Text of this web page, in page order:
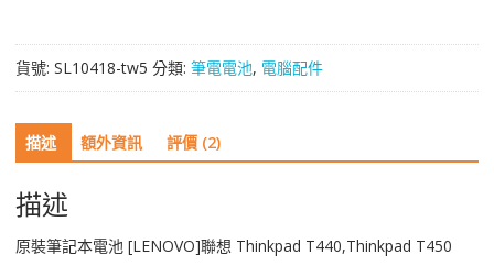
於
[LENOVO]
聯
想
Thinkpad
T440,Thinkpad
T450
數
量
貨號: SL10418-tw5 分類: 筆電電池, 電腦配件
描述 額外資訊 評價 (2)
描述
原裝筆記本電池 [LENOVO]聯想 Thinkpad T440,Thinkpad T450